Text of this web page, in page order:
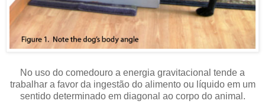
No uso do comedouro a energia gravitacional tende a
trabalhar a favor da ingestão do alimento ou líquido em um
sentido determinado em diagonal ao corpo do animal.